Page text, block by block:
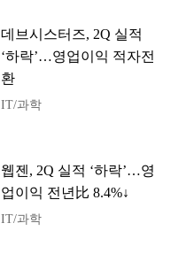
데브시스터즈, 2Q 실적
‘하락’…영업이익 적자전
환
IT/과학
웹젠, 2Q 실적 ‘하락’…영
업이익 전년比 8.4%↓
IT/과학